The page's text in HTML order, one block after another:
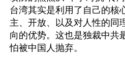
台湾其实是利用了自己的
主、开放、以及对人性的同
向的优势。这也是独裁中共
怕被中国人抛弃。